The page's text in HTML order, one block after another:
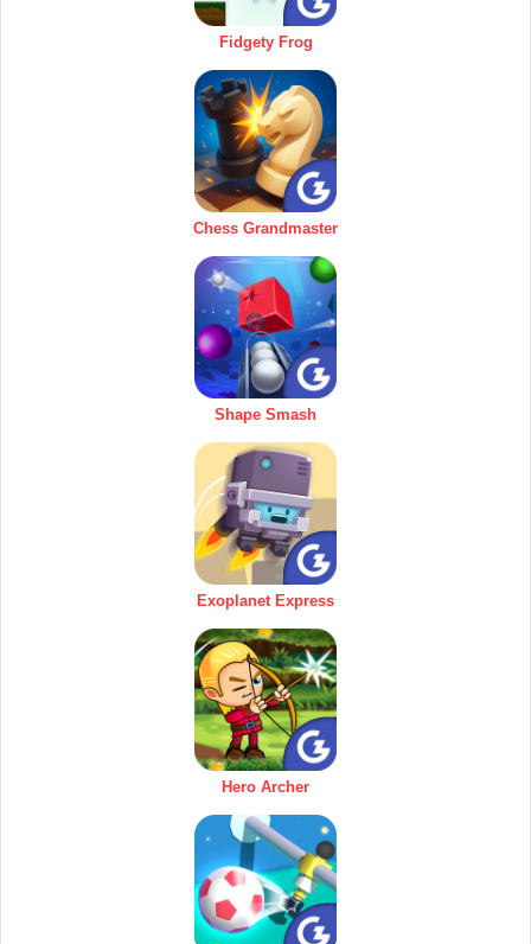
Fidgety Frog
Chess Grandmaster
Shape Smash
Exoplanet Express
Hero Archer